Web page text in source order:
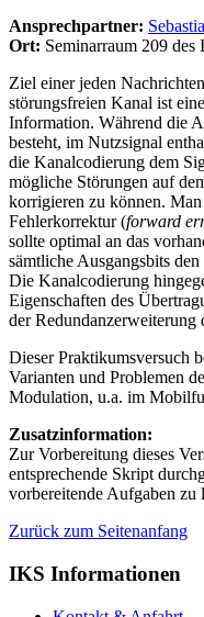
Ansprechpartner:
Ort: Seminarraum 209
Ziel einer jeden
störungsfreien Kanal ist
Information. Während die
besteht, im Nutzsignal
die Kanalcodierung dem
mögliche Störungen auf
korrigieren zu können.
Fehlerkorrektur (forward
sollte optimal an das
sämtliche Ausgangsbits
Die Kanalcodierung
Eigenschaften des
der Redundanzerweiterung
Dieser Praktikumsversuch
Varianten und Problemen
Modulation, u.a. im
Zusatzinformation:
Zur Vorbereitung dieses
entsprechende Skript
vorbereitende Aufgaben zu
Zurück zum Seitenanfang
IKS Informationen